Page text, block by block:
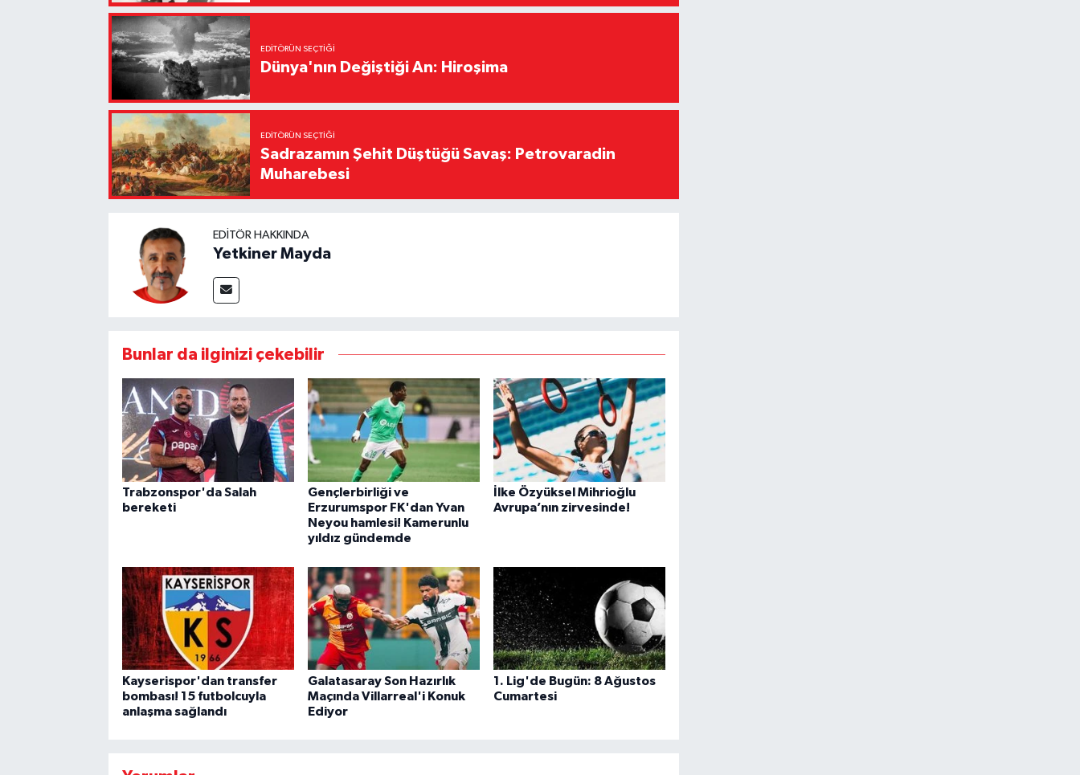
EDITÖRÜN SEÇTIĞI
Dünya'nın Değiştiği An: Hiroşima
EDITÖRÜN SEÇTIĞI
Sadrazamın Şehit Düştüğü Savaş: Petrovaradin
Muharebesi
EDITÖR HAKKINDA
Yetkiner Mayda
Bunlar da ilginizi çekebilir
Trabzonspor'da Salah
bereketi
Gençlerbirliği ve
Erzurumspor FK'dan Yvan
Neyou hamlesi! Kamerunlu
yıldız gündemde
İlke Özyüksel Mihrioğlu
Avrupa’nın zirvesinde!
Kayserispor'dan transfer
bombası! 15 futbolcuyla
anlaşma sağlandı
Galatasaray Son Hazırlık
Maçında Villarreal'i Konuk
Ediyor
1. Lig'de Bugün: 8 Ağustos
Cumartesi